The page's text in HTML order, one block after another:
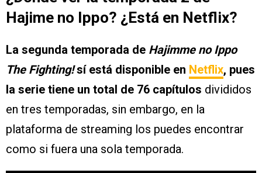
Hajime no Ippo? ¿Está en Netflix?
La segunda temporada de Hajimme no Ippo
The Fighting!sí está disponible en Netflix, pues
la serie tiene un total de 76 capítulos divididos
en tres temporadas, sin embargo, en la
plataforma de streaming los puedes encontrar
como si fuera una sola temporada.